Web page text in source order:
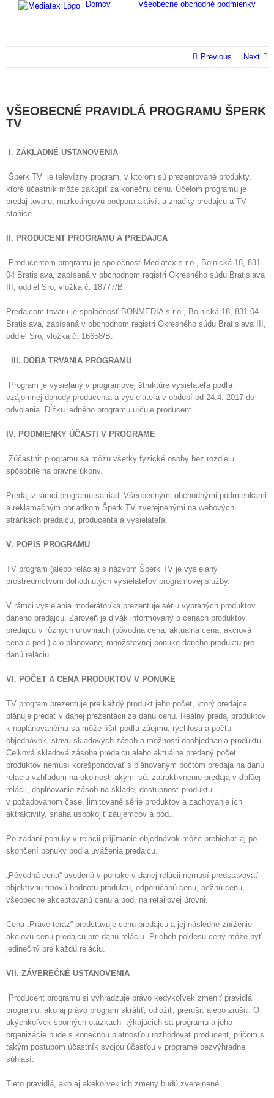
Domov Všeobecné obchodné podmienky
Previous Next
VŠEOBECNÉ PRAVIDLÁ PROGRAMU ŠPERK
TV
I. ZÁKLADNÉ USTANOVENIA
Šperk TV je televízny program, v ktorom sú prezentované produkty,
ktoré účastník môže zakúpiť za konečnú cenu. Účelom programu je
predaj tovaru, marketingovú podpora aktivít a značky predajcu a TV
stanice.
II. PRODUCENT PROGRAMU A PREDAJCA
Producentom programu je spoločnosť Mediatex s.r.o., Bojnická 18, 831
04 Bratislava, zapísaná v obchodnom registri Okresného súdu Bratislava
III, oddiel Sro, vložka č. 18777/B.
Predajcom tovaru je spoločnosť BONMEDIA s.r.o., Bojnická 18, 831 04
Bratislava, zapísaná v obchodnom registri Okresného súdu Bratislava III,
oddiel Sro, vložka č. 16658/B.
III. DOBA TRVANIA PROGRAMU
Program je vysielaný v programovej štruktúre vysielateľa podľa
vzájomnej dohody producenta a vysielateľa v období od 24.4. 2017 do
odvolania. Dĺžku jedného programu určuje producent.
IV. PODMIENKY ÚČASTI V PROGRAME
Zúčastniť programu sa môžu všetky fyzické osoby bez rozdielu
spôsobilé na právne úkony.
Predaj v rámci programu sa riadi Všeobecnými obchodnými podmienkami
a reklamačným poriadkom Šperk TV zverejnenými na webových
stránkach predajcu, producenta a vysielateľa.
V. POPIS PROGRAMU
TV program (alebo relácia) s názvom Šperk TV je vysielaný
prostredníctvom dohodnutých vysielateľov programovej služby.
V rámci vysielania moderátor/ka prezentuje sériu vybraných produktov
daného predajcu. Zároveň je divák informovaný o cenách produktov
predajcu v rôznych úrovniach (pôvodná cena, aktuálna cena, akciová
cena a pod.) a o plánovanej množstevnej ponuke daného produktu pre
danú reláciu.
VI. POČET A CENA PRODUKTOV V PONUKE
TV program prezentuje pre každý produkt jeho počet, ktorý predajca
plánuje predať v danej prezentácii za danú cenu. Reálny predaj produktov
k naplánovanému sa môže líšiť podľa záujmu, rýchlosti a počtu
objednávok, stavu skladových zásob a možnosti doobjednania produktu.
Celková skladová zásoba predajcu alebo aktuálne predaný počet
produktov nemusí korešpondovať s plánovaným počtom predaja na danú
reláciu vzhľadom na okolnosti akými sú: zatraktívnenie predaja v ďalšej
relácii, doplňovanie zásob na sklade, dostupnosť produktu
v požadovanom čase, limitované série produktov a zachovanie ich
aktraktivity, snaha uspokojiť záujemcov a pod..
Po zadaní ponuky v relácii prijímanie objednávok môže prebiehať aj po
skončení ponuky podľa uváženia predajcu.
„Pôvodná cena“ uvedená v ponuke v danej relácii nemusí predstavovať
objektívnu trhovú hodnotu produktu, odporúčanú cenu, bežnú cenu,
všeobecne akceptovanú cenu a pod. na retailovej úrovni.
Cena „Práve teraz“ predstavuje cenu predajcu a jej následné zníženie
akciovú cenu predajcu pre danú reláciu. Priebeh poklesu ceny môže byť
jedinečný pre každú reláciu.
VII. ZÁVEREČNÉ USTANOVENIA
Producent programu si vyhradzuje právo kedykoľvek zmeniť pravidlá
programu, ako aj právo program skrátiť, odložiť, prerušiť alebo zrušiť. O
akýchkoľvek sporných otázkach týkajúcich sa programu a jeho
organizácie bude s konečnou platnosťou rozhodovať producent, pričom s
takým postupom účastník svojou účasťou v programe bezvýhradne
súhlasí.
Tieto pravidlá, ako aj akékoľvek ich zmeny budú zverejnené.